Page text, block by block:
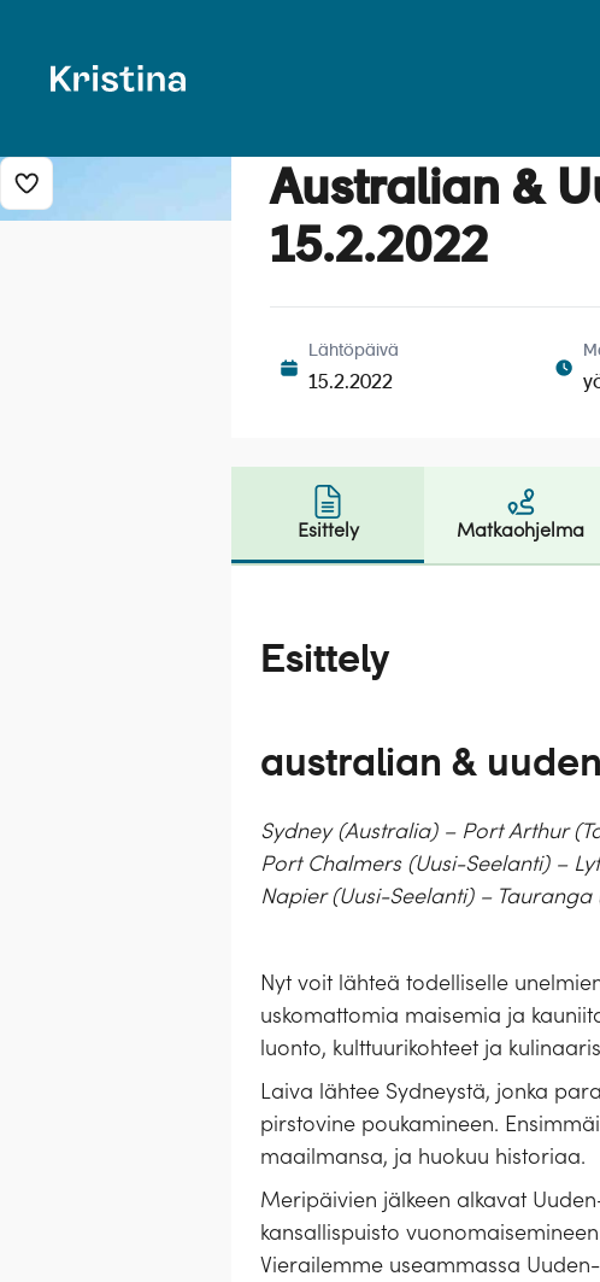
Lisää risteily suosikkeihinAustralian &
15.2.2022
Lähtöpäivä
15.2.2022
Esittely Matkaohjelma
Esittely
australian &
Sydney (Australia) – Port Arthur
Port Chalmers (Uusi-Seelanti) –
Napier (Uusi-Seelanti) –
Nyt voit lähteä todelliselle
uskomattomia maisemia ja
luonto, kulttuurikohteet ja
Laiva lähtee Sydneystä, jonka
pirstovine poukamineen.
maailmansa, ja huokuu historiaa.
Meripäivien jälkeen alkavat
kansallispuisto
Vierailemme useammassa